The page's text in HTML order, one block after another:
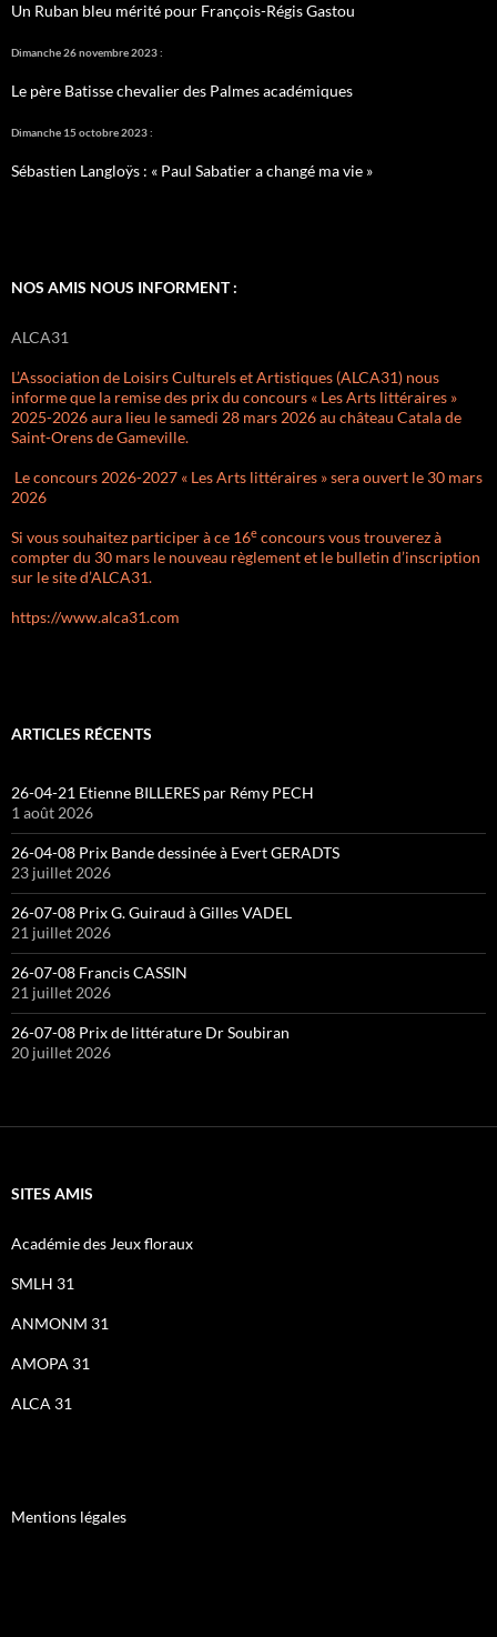
Un Ruban bleu mérité pour François-Régis Gastou
Dimanche 26 novembre 2023 :
Le père Batisse chevalier des Palmes académiques
Dimanche 15 octobre 2023 :
Sébastien Langloÿs : « Paul Sabatier a changé ma vie »
NOS AMIS NOUS INFORMENT :
ALCA31
L’Association de Loisirs Culturels et Artistiques (ALCA31) nous
informe que la remise des prix du concours « Les Arts littéraires »
2025-2026 aura lieu le samedi 28 mars 2026 au château Catala de
Saint-Orens de Gameville.
Le concours 2026-2027 « Les Arts littéraires » sera ouvert le 30 mars
2026
Si vous souhaitez participer à ce 16e concours vous trouverez à
compter du 30 mars le nouveau règlement et le bulletin d’inscription
sur le site d’ALCA31.
https://www.alca31.com
ARTICLES RÉCENTS
26-04-21 Etienne BILLERES par Rémy PECH
1 août 2026
26-04-08 Prix Bande dessinée à Evert GERADTS
23 juillet 2026
26-07-08 Prix G. Guiraud à Gilles VADEL
21 juillet 2026
26-07-08 Francis CASSIN
21 juillet 2026
26-07-08 Prix de littérature Dr Soubiran
20 juillet 2026
SITES AMIS
Académie des Jeux floraux
SMLH 31
ANMONM 31
AMOPA 31
ALCA 31
Mentions légales